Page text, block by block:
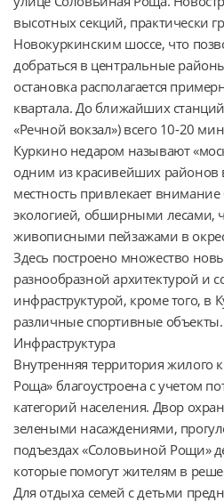
высотных секций, практически
Новокуркинским шоссе, что
добраться в центральные
остановка располагается
квартала. До ближайших
«Речной вокзал») всего 10-20
Куркино недаром называют
одним из красивейших районов
местность привлекает
экологией, обширными лесами,
живописными пейзажами в
Здесь построено множество
разнообразной архитектурой и
инфраструктурой, кроме того, в
различные спортивные объекты.
Инфраструктура
Внутренняя территория жилого
Роща» благоустроена с учетом
категорий населения. Двор
зелеными насаждениями,
подъездах «Соловьиной Рощи»
которые помогут жителям в
Для отдыха семей с детьми